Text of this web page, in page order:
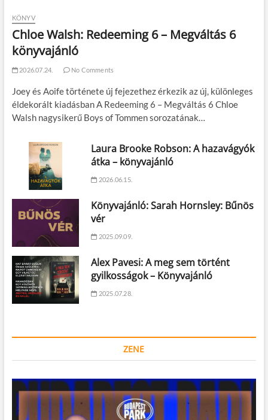
KÖNYV
Chloe Walsh: Redeeming 6 – Megváltás 6
könyvajánló
2026.07.24. No Comments
Joey és Aoife története új fejezethez érkezik az új, különleges
éldekorált kiadásban A Redeeming 6 – Megváltás 6 Chloe
Walsh nagysikerű Boys of Tommen sorozatának…
Laura Brooke Robson: A hazavágyók
átka – könyvajánló
2026.06.15.
Könyvajánló: Sarah Hornsley: Bűnös
vér
2025.09.09.
Alex Pavesi: A meg sem történt
gyilkosságok – Könyvajánló
2025.07.28.
ZENE